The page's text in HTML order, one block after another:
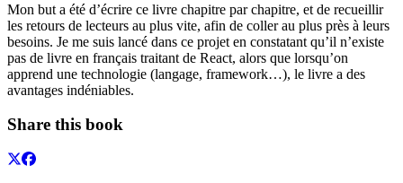
Mon but a été d’écrire ce livre chapitre par chapitre, et de recueillir
les retours de lecteurs au plus vite, afin de coller au plus près à leurs
besoins. Je me suis lancé dans ce projet en constatant qu’il n’existe
pas de livre en français traitant de React, alors que lorsqu’on
apprend une technologie (langage, framework…), le livre a des
avantages indéniables.
Share this book